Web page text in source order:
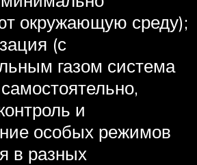
окружающую среду);
(с
газом система
и
особых режимов
в разных